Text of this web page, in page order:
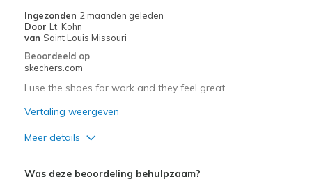
Going Out
Special Occasions
Travel
Width
Feels true to width
Sizing
Ingezonden 2 maanden geleden
Door Lt. Kohn
van Saint Louis Missouri
Beoordeeld op
skechers.com
I use the shoes for work and they feel great
Vertaling weergeven
Meer details
Was deze beoordeling behulpzaam?